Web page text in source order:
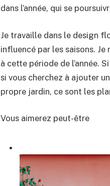
dans l’année, qui se
Je travaille dans le design
influencé par les saisons.
à cette période de l’année.
si vous cherchez à ajouter
propre jardin, ce sont les
Vous aimerez peut-être